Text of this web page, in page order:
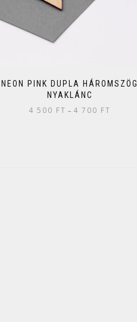
NEON PINK DUPLA HÁROMSZÖG
NYAKLÁNC
4 500 FT – 4 700 FT